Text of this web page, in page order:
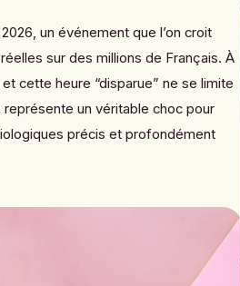
un événement que l’on croit
sur des millions de Français. À
cette heure “disparue” ne se limite
un véritable choc pour
précis et profondément